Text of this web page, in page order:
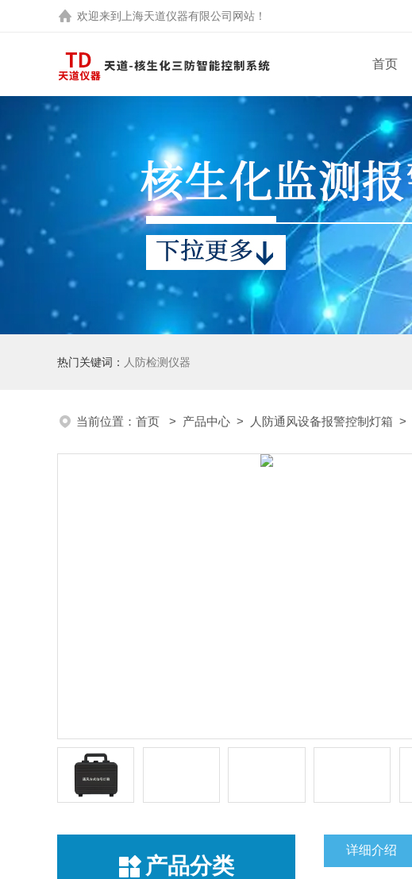
欢迎来到 上海天道仪器有限公司 网站！
首页
热门关键词： 人防检测仪器
当前位置： 首页 > 产品中心 > 人防通风设备报警控制灯箱 >
产品分类
详细介绍